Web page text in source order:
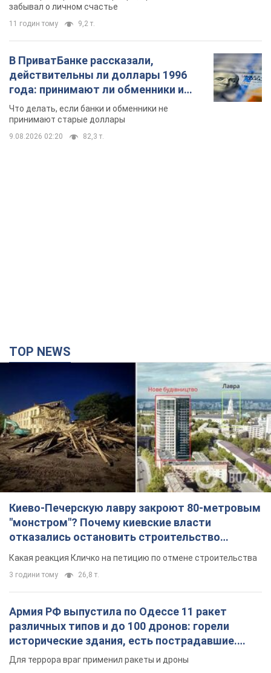
Киево-Печерскую лавру закроют 80-метровым
"монстром"? Почему киевские власти
отказались остановить строительство
небоскреба "московского верующего"
Какая реакция Кличко на петицию по отмене строительства
3 години тому 26,8 т.
Армия РФ выпустила по Одессе 11 ракет
различных типов и до 100 дронов: горели
исторические здания, есть пострадавшие.
21 хвилину тому 53,9 т.
МИД Болгарии вызвал украинского посла из-за
инцидента с дроном: что произошло
3 години тому